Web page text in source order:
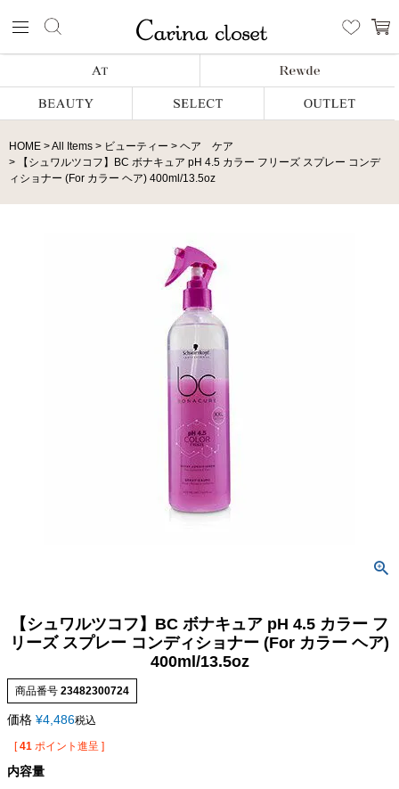
HOME All Items ビューティー
ヘア ケア
【シュワルツコフ】BC ボナキュア pH 4.5 カラー フリーズ スプレー コンデ
ィショナー (For カラー ヘア) 400ml/13.5oz
【シュワルツコフ】BC ボナキュア pH 4.5 カラー フ
リーズ スプレー コンディショナー (For カラー ヘア)
400ml/13.5oz
商品番号 23482300724
価格 ¥4,486税込
[ 41 ポイント進呈 ]
内容量